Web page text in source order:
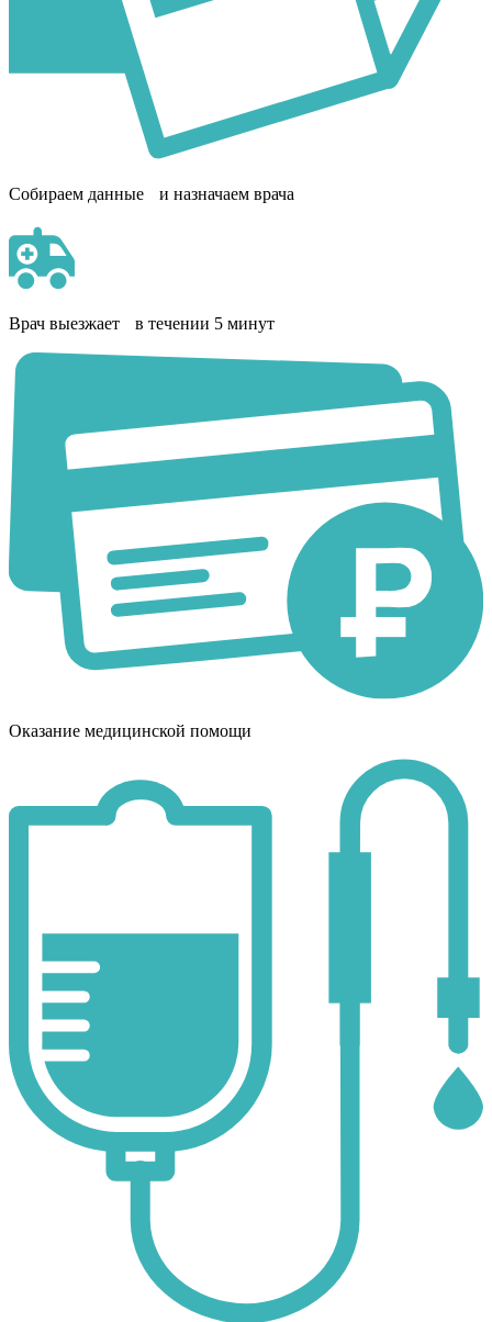
Собираем данные и назначаем врача
Врач выезжает в течении 5 минут
Оказание медицинской помощи